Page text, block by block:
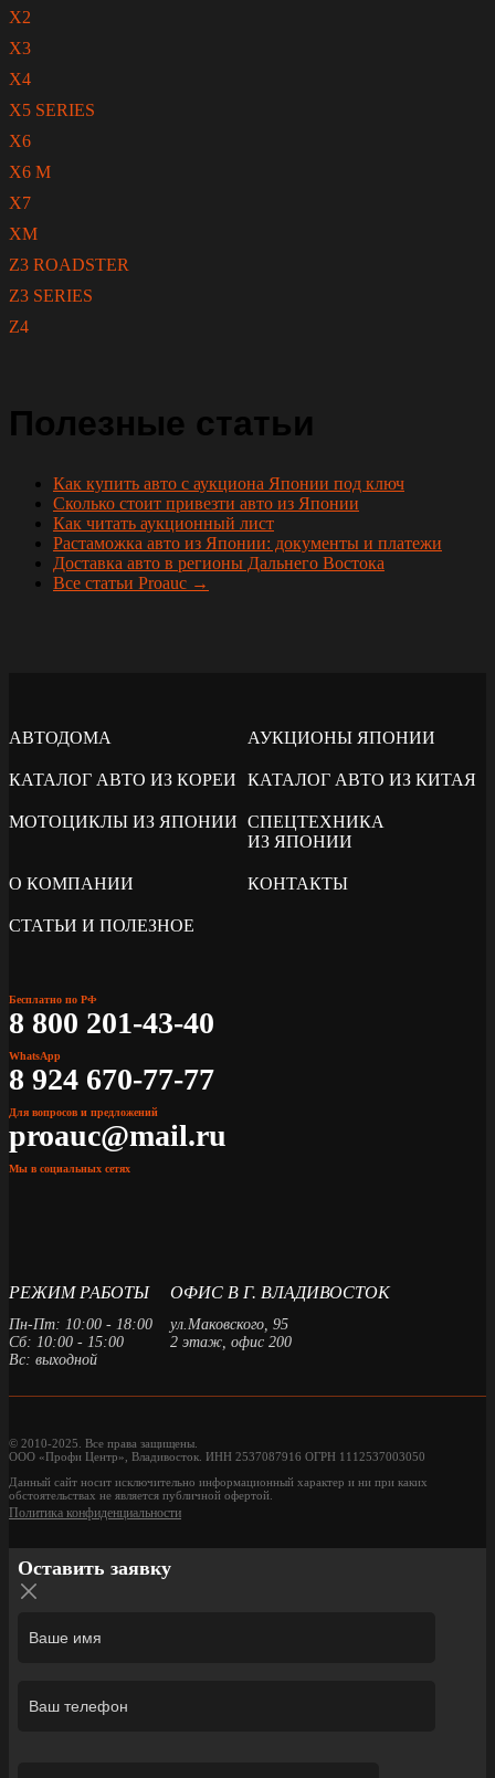
X2
X3
X4
X5 SERIES
X6
X6 M
X7
XM
Z3 ROADSTER
Z3 SERIES
Z4
Полезные статьи
Как купить авто с аукциона Японии под ключ
Сколько стоит привезти авто из Японии
Как читать аукционный лист
Растаможка авто из Японии: документы и платежи
Доставка авто в регионы Дальнего Востока
Все статьи Proauc →
АВТОДОМА АУКЦИОНЫ ЯПОНИИ
КАТАЛОГ АВТО ИЗ КОРЕИ КАТАЛОГ АВТО ИЗ КИТАЯ
МОТОЦИКЛЫ ИЗ ЯПОНИИ СПЕЦТЕХНИКА
ИЗ ЯПОНИИ
О КОМПАНИИ КОНТАКТЫ
СТАТЬИ И ПОЛЕЗНОЕ
Бесплатно по РФ
8 800 201-43-40
WhatsApp
8 924 670-77-77
Для вопросов и предложений
proauc@mail.ru
Мы в социальных сетях
РЕЖИМ РАБОТЫ
Пн-Пт: 10:00 - 18:00
Сб: 10:00 - 15:00
Вс: выходной
ОФИС В Г. ВЛАДИВОСТОК
ул.Маковского, 95
2 этаж, офис 200
© 2010-2025. Все права защищены.
ООО «Профи Центр», Владивосток. ИНН 2537087916 ОГРН 1112537003050
Данный сайт носит исключительно информационный характер и ни при каких
обстоятельствах не является публичной офертой.
Политика конфиденциальности
Оставить заявку